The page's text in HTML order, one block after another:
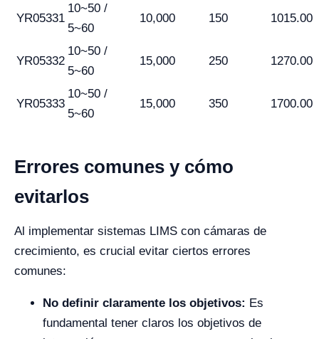
YR05331
10~50 /
5~60
10,000 150 1015.00
YR05332
10~50 /
5~60
15,000 250 1270.00
YR05333
10~50 /
5~60
15,000 350 1700.00
Errores comunes y cómo
evitarlos
Al implementar sistemas LIMS con cámaras de
crecimiento, es crucial evitar ciertos errores
comunes:
No definir claramente los objetivos: Es
fundamental tener claros los objetivos de